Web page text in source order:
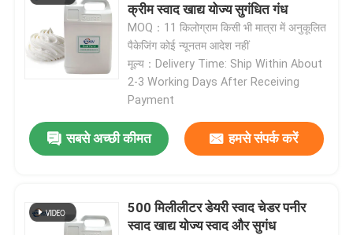
क्रीम स्वाद खाद्य योज्य सुगंधित गंध
MOQ：11 किलोग्राम किसी भी मात्रा में अनुकूलित
पैकेजिंग कोई न्यूनतम आदेश नहीं
मूल्य：Delivery Time: Ship Within About
2-3 Working Days After Receiving
Payment
सबसे अच्छी कीमत हमसे संपर्क करें
500 मिलीलीटर डेयरी स्वाद चेडर पनीर
स्वाद खाद्य योज्य स्वाद और सुगंध